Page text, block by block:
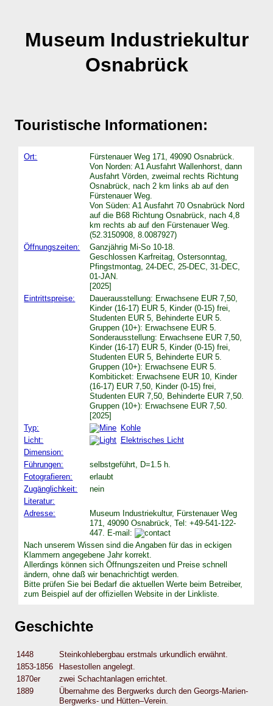
Museum Industriekultur
Osnabrück
Touristische Informationen:
Ort:
Fürstenauer Weg 171, 49090 Osnabrück.
Von Norden: A1 Ausfahrt Wallenhorst, dann
Ausfahrt Vörden, zweimal rechts Richtung
Osnabrück, nach 2 km links ab auf den
Fürstenauer Weg.
Von Süden: A1 Ausfahrt 70 Osnabrück Nord
auf die B68 Richtung Osnabrück, nach 4,8
km rechts ab auf den Fürstenauer Weg.
(52.3150908, 8.0087927)
Öffnungszeiten:
Ganzjährig Mi-So 10-18.
Geschlossen Karfreitag, Ostersonntag,
Pfingstmontag, 24-DEC, 25-DEC, 31-DEC,
01-JAN.
[2025]
Eintrittspreise:
Dauerausstellung: Erwachsene EUR 7,50,
Kinder (16-17) EUR 5, Kinder (0-15) frei,
Studenten EUR 5, Behinderte EUR 5.
Gruppen (10+): Erwachsene EUR 5.
Sonderausstellung: Erwachsene EUR 7,50,
Kinder (16-17) EUR 5, Kinder (0-15) frei,
Studenten EUR 5, Behinderte EUR 5.
Gruppen (10+): Erwachsene EUR 5.
Kombiticket: Erwachsene EUR 10, Kinder
(16-17) EUR 7,50, Kinder (0-15) frei,
Studenten EUR 7,50, Behinderte EUR 7,50.
Gruppen (10+): Erwachsene EUR 7,50.
[2025]
Typ:
Kohle
Licht:
Elektrisches Licht
Dimension:
Führungen:
selbstgeführt, D=1.5 h.
Fotografieren:
erlaubt
Zugänglichkeit:
nein
Literatur:
Adresse:
Museum Industriekultur, Fürstenauer Weg
171, 49090 Osnabrück, Tel: +49-541-122-
447. E-mail:
Nach unserem Wissen sind die Angaben für das in eckigen
Klammern angegebene Jahr korrekt.
Allerdings können sich Öffnungszeiten und Preise schnell
ändern, ohne daß wir benachrichtigt werden.
Bitte prüfen Sie bei Bedarf die aktuellen Werte beim Betreiber,
zum Beispiel auf der offiziellen Website in der Linkliste.
Geschichte
1448
Steinkohlebergbau erstmals urkundlich erwähnt.
1853-1856
Hasestollen angelegt.
1870er
zwei Schachtanlagen errichtet.
1889
Übernahme des Bergwerks durch den Georgs-Marien-
Bergwerks- und Hütten–Verein.